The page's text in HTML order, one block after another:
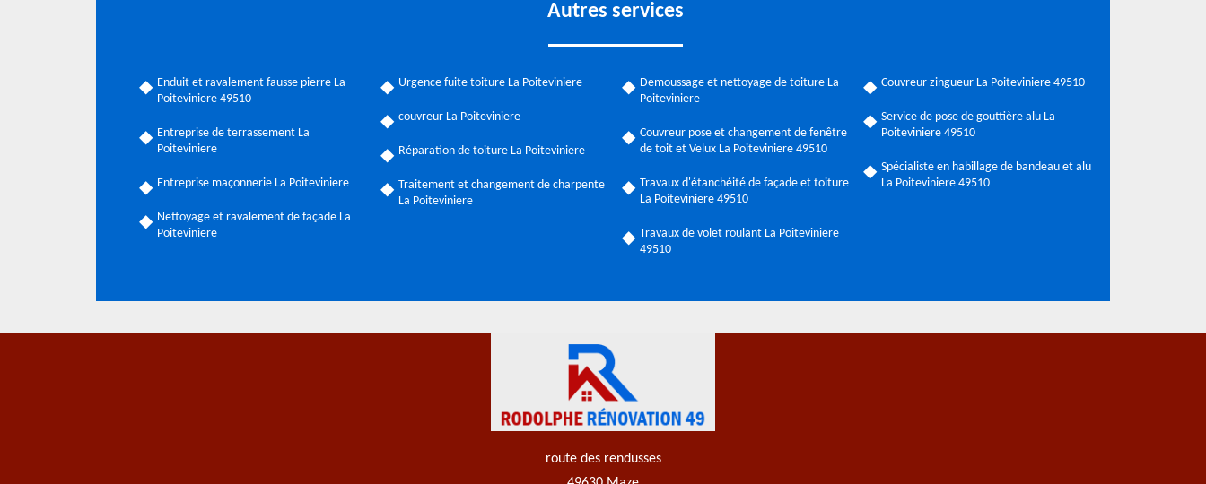
Autres services
Enduit et ravalement fausse pierre La
Poiteviniere 49510
Entreprise de terrassement La
Poiteviniere
Entreprise maçonnerie La Poiteviniere
Nettoyage et ravalement de façade La
Poiteviniere
Urgence fuite toiture La Poiteviniere
couvreur La Poiteviniere
Réparation de toiture La Poiteviniere
Traitement et changement de charpente
La Poiteviniere
Demoussage et nettoyage de toiture La
Poiteviniere
Couvreur pose et changement de fenêtre
de toit et Velux La Poiteviniere 49510
Travaux d'étanchéité de façade et toiture
La Poiteviniere 49510
Travaux de volet roulant La Poiteviniere
49510
Couvreur zingueur La Poiteviniere 49510
Service de pose de gouttière alu La
Poiteviniere 49510
Spécialiste en habillage de bandeau et alu
La Poiteviniere 49510
route des rendusses